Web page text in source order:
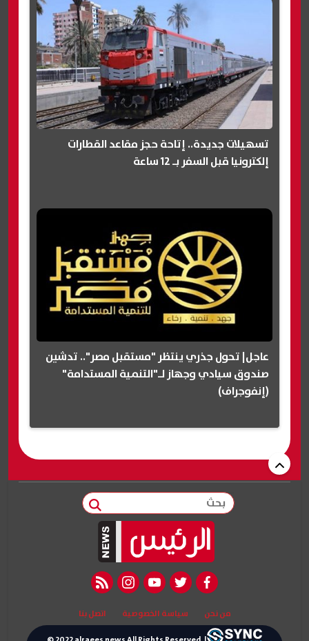
تسهيلات جديدة.. إتاحة حجز مقاعد القطارات
إلكترونيا قبل السفر بـ 12 ساعة
عاجل| تحول جذري ينتظر "مستقبل مصر".. تدشين
صندوق سيادي وجهاز لـ"التنمية المستدامة"
(إنفوجراف)
بحث
facebook
twitter
youtube
instagram
rss feed
من نحن سياسة الخصوصية اتصل بنا